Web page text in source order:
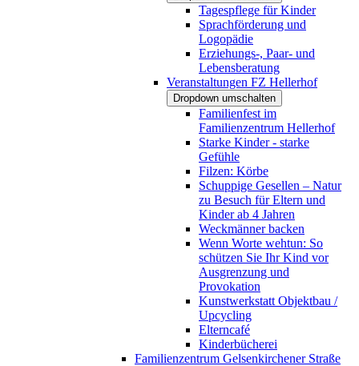
Tagespflege für Kinder
Sprachförderung und
Logopädie
Erziehungs-, Paar- und
Lebensberatung
Veranstaltungen FZ Hellerhof
Dropdown umschalten
Familienfest im
Familienzentrum Hellerhof
Starke Kinder - starke
Gefühle
Filzen: Körbe
Schuppige Gesellen – Natur
zu Besuch für Eltern und
Kinder ab 4 Jahren
Weckmänner backen
Wenn Worte wehtun: So
schützen Sie Ihr Kind vor
Ausgrenzung und
Provokation
Kunstwerkstatt Objektbau /
Upcycling
Elterncafé
Kinderbücherei
Familienzentrum Gelsenkirchener Straße